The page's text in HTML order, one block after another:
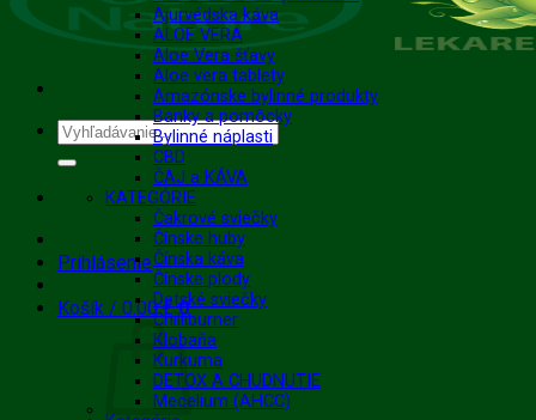
Hľadať:
Prihlásenie
Košík / 0.00€ 0
Ajurvédska káva
ALOE VERA
Aloe Vera šťavy
Aloe vera tablety
Amazónske bylinné produkty
Banky a pomôcky
Bylinné náplasti
CBD
ČAJ a KÁVA
KATEGÓRIE
Čakrové sviečky
Čínske huby
Čínska káva
Čínske plody
Detské sviečky
Chilliburner
Klobaňa
Kurkuma
DETOX A CHUDNUTIE
Mecelium (AHCC)